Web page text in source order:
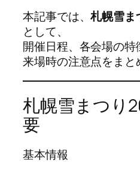
本記事では、札幌雪
として、
開催日程、各会場の特
来場時の注意点をまと
札幌雪まつり
要
基本情報